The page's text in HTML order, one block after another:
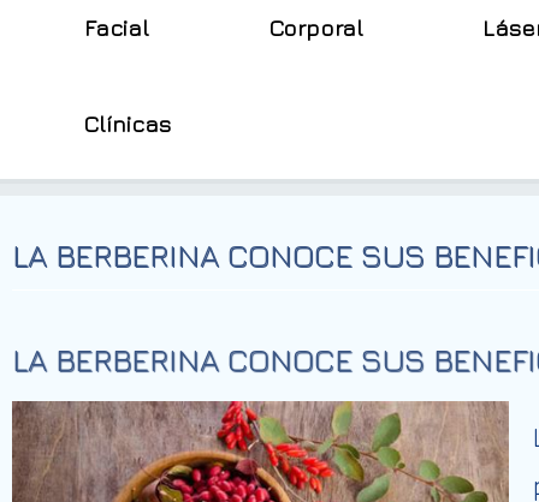
Facial Corporal
Clínicas
LA BERBERINA CONOCE SUS
LA BERBERINA CONOCE SUS